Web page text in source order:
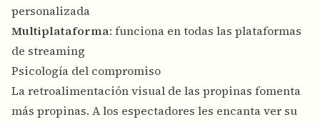
personalizada
Multiplataforma: funciona en todas las plataformas
de streaming
Psicología del compromiso
La retroalimentación visual de las propinas fomenta
más propinas. A los espectadores les encanta ver su